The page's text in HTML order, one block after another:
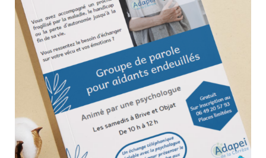
jeunes aidants sont là pour toi : un espace pour
échanger, souffler et rencontrer d’autres jeunes qui
vivent la même réalité. Pourquoi venir ?- Rencontrer...